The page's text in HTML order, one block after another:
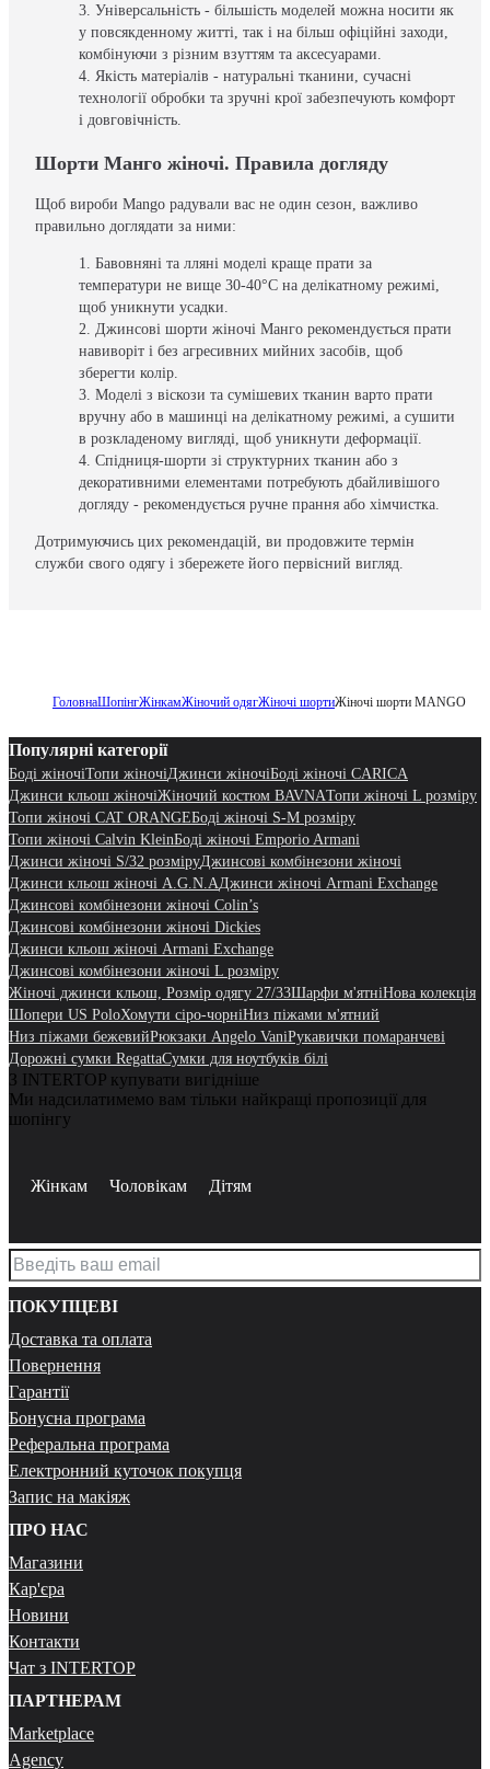
Універсальність - більшість моделей можна носити як
у повсякденному житті, так і на більш офіційні заходи,
комбінуючи з різним взуттям та аксесуарами.
Якість матеріалів - натуральні тканини, сучасні
технології обробки та зручні крої забезпечують комфорт
і довговічність.
Шорти Манго жіночі. Правила догляду
Щоб вироби Mango радували вас не один сезон, важливо
правильно доглядати за ними:
Бавовняні та лляні моделі краще прати за
температури не вище 30-40°C на делікатному режимі,
щоб уникнути усадки.
Джинсові шорти жіночі Манго рекомендується прати
навиворіт і без агресивних мийних засобів, щоб
зберегти колір.
Моделі з віскози та сумішевих тканин варто прати
вручну або в машинці на делікатному режимі, а сушити
в розкладеному вигляді, щоб уникнути деформації.
Спідниця-шорти зі структурних тканин або з
декоративними елементами потребують дбайливішого
догляду - рекомендується ручне прання або хімчистка.
Дотримуючись цих рекомендацій, ви продовжите термін
служби свого одягу і збережете його первісний вигляд.
ГоловнаШопінгЖінкамЖіночий одягЖіночі шортиЖіночі шорти MANGO
Популярні категорії
Боді жіночіТопи жіночіДжинси жіночіБоді жіночі CARICA
Джинси кльош жіночіЖіночий костюм BAVNAТопи жіночі L розміру
Топи жіночі CAT ORANGEБоді жіночі S-M розміру
Топи жіночі Calvin KleinБоді жіночі Emporio Armani
Джинси жіночі S/32 розміруДжинсові комбінезони жіночі
Джинси кльош жіночі A.G.N.AДжинси жіночі Armani Exchange
Джинсові комбінезони жіночі Colin’s
Джинсові комбінезони жіночі Dickies
Джинси кльош жіночі Armani Exchange
Джинсові комбінезони жіночі L розміру
Жіночі джинси кльош, Розмір одягу 27/33Шарфи м'ятніНова колекція
Шопери US PoloХомути сіро-чорніНиз піжами м'ятний
Низ піжами бежевийРюкзаки Angelo VaniРукавички помаранчеві
Дорожні сумки RegattaСумки для ноутбуків білі
З INTERTOP купувати вигідніше
Ми надсилатимемо вам тільки найкращі пропозиції для
шопінгу
Жінкам Чоловікам Дітям
ПОКУПЦЕВІ
Доставка та оплата
Повернення
Гарантії
Бонусна програма
Реферальна програма
Електронний куточок покупця
Запис на макіяж
ПРО НАС
Магазини
Кар'єра
Новини
Контакти
Чат з INTERTOP
ПАРТНЕРАМ
Marketplace
Agency